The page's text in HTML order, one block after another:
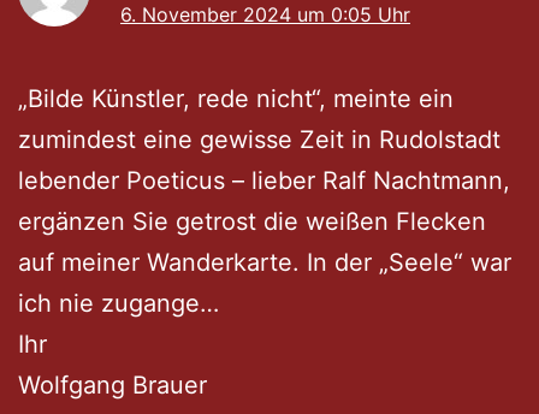
6. November 2024 um 0:05 Uhr
„Bilde Künstler, rede nicht“, meinte ein
zumindest eine gewisse Zeit in Rudolstadt
lebender Poeticus – lieber Ralf Nachtmann,
ergänzen Sie getrost die weißen Flecken
auf meiner Wanderkarte. In der „Seele“ war
ich nie zugange…
Ihr
Wolfgang Brauer